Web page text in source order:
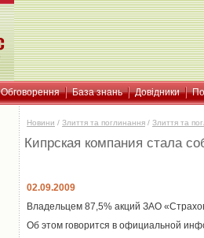
Обговорення База знань Довідники
Новини / Злиття та поглинання / Злиття та
Кипрская компания стала
02.09.2009
Владельцем 87,5% акций ЗАО
Об этом говорится в официальной